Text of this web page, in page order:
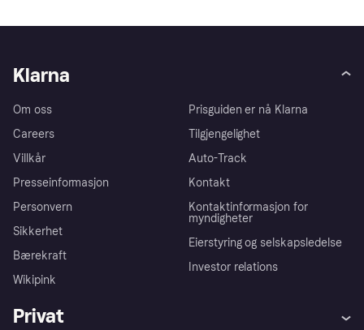
Klarna
Om oss
Careers
Villkår
Presseinformasjon
Personvern
Sikkerhet
Bærekraft
Wikipink
Prisguiden er nå Klarna
Tilgjengelighet
Auto-Track
Kontakt
Kontaktinformasjon for
myndigheter
Eierstyring og selskapsledelse
Investor relations
Privat